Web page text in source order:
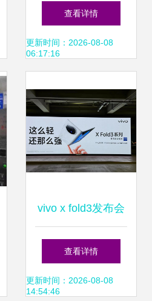
地产行业营销大奖
权威发布 名企名盘
查看详情
更新时间：2026-08-08
06:17:16
vivo x fold3发布会
真的豪啊,机场广告
牌这是包圆了么?
查看详情
更新时间：2026-08-08
14:54:46